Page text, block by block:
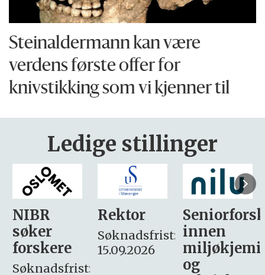
Steinaldermann kan være
verdens første offer for
knivstikking som vi kjenner til
Ledige stillinger
Rektor
Søknadsfrist:
15.09.2026
Seniorforsker
innen
miljøkjemi
søker
– fast